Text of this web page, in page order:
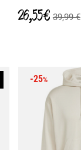
26,55 € 39,99 €
-25%